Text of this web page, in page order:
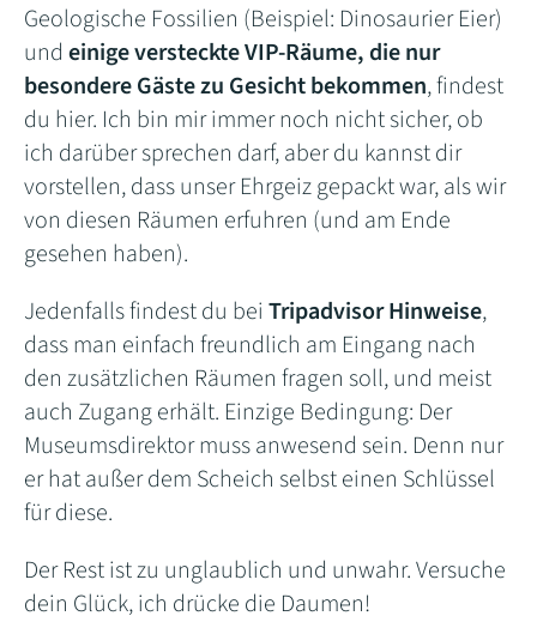
Geologische Fossilien (Beispiel: Dinosaurier Eier)
und einige versteckte VIP-Räume, die nur
besondere Gäste zu Gesicht bekommen, findest
du hier. Ich bin mir immer noch nicht sicher, ob
ich darüber sprechen darf, aber du kannst dir
vorstellen, dass unser Ehrgeiz gepackt war, als wir
von diesen Räumen erfuhren (und am Ende
gesehen haben).
Jedenfalls findest du bei Tripadvisor Hinweise,
dass man einfach freundlich am Eingang nach
den zusätzlichen Räumen fragen soll, und meist
auch Zugang erhält. Einzige Bedingung: Der
Museumsdirektor muss anwesend sein. Denn nur
er hat außer dem Scheich selbst einen Schlüssel
für diese.
Der Rest ist zu unglaublich und unwahr. Versuche
dein Glück, ich drücke die Daumen!